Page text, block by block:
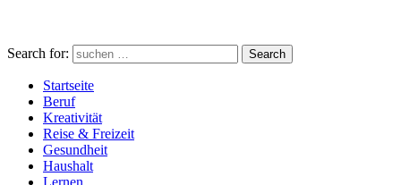
Search for: Search
Startseite
Beruf
Kreativität
Reise & Freizeit
Gesundheit
Haushalt
Lernen